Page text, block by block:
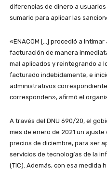
diferencias de dinero a
sumario para aplicar las
«ENACOM […] procedió a
facturación de manera
mal aplicados y reintegrando a
facturado indebidamente, e
administrativos
corresponden», afirmó el
A través del DNU 690/20, el
mes de enero de 2021 un ajuste
precios de diciembre, para ser
servicios de tecnologías de la
(TIC). Además, con esa medida